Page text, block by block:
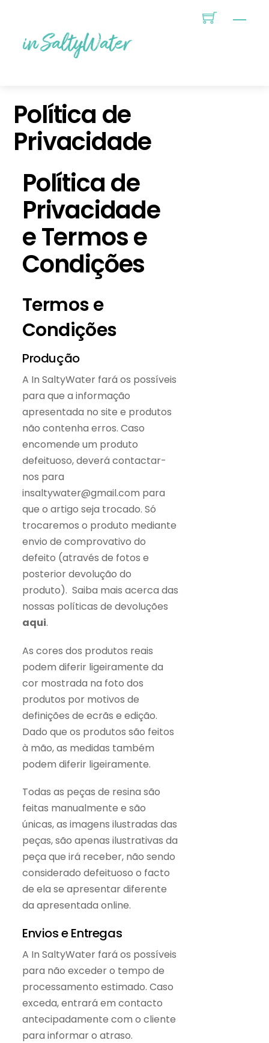
content
Menu
Política de
Privacidade
Política de
Privacidade
e Termos e
Condições
Termos e
Condições
Produção
A In SaltyWater fará os possíveis
para que a informação
apresentada no site e produtos
não contenha erros. Caso
encomende um produto
defeituoso, deverá contactar-
nos para
insaltywater@gmail.com para
que o artigo seja trocado. Só
trocaremos o produto mediante
envio de comprovativo do
defeito (através de fotos e
posterior devolução do
produto). Saiba mais acerca das
nossas políticas de devoluções
aqui.
As cores dos produtos reais
podem diferir ligeiramente da
cor mostrada na foto dos
produtos por motivos de
definições de ecrãs e edição.
Dado que os produtos são feitos
à mão, as medidas também
podem diferir ligeiramente.
Todas as peças de resina são
feitas manualmente e são
únicas, as imagens ilustradas das
peças, são apenas ilustrativas da
peça que irá receber, não sendo
considerado defeituoso o facto
de ela se apresentar diferente
da apresentada online.
Envios e Entregas
A In SaltyWater fará os possíveis
para não exceder o tempo de
processamento estimado. Caso
exceda, entrará em contacto
antecipadamente com o cliente
para informar o atraso.
Portes Grátis em encomendas superiores a 150€